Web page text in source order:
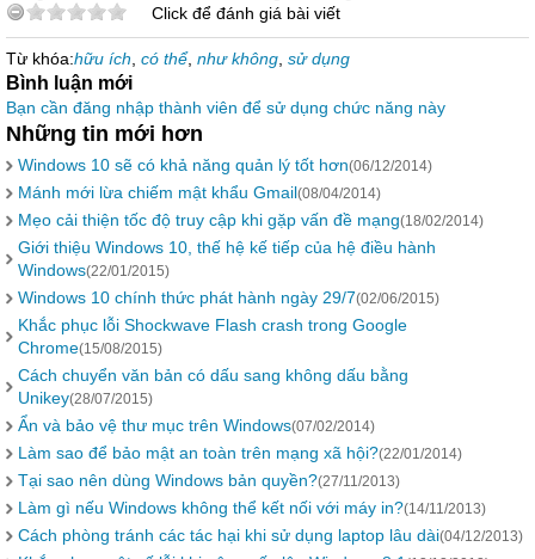
Click để đánh giá bài viết
Từ khóa:hữu ích có thể, như không sử dụng
Bình luận mới
Bạn cần đăng nhập thành viên để sử dụng chức năng này
Những tin mới hơn
Windows 10 sẽ có khả năng quản lý tốt hơn(06/12/2014)
Mánh mới lừa chiếm mật khẩu Gmail(08/04/2014)
Mẹo cải thiện tốc độ truy cập khi gặp vấn đề mạng(18/02/2014)
Giới thiệu Windows 10, thế hệ kế tiếp của hệ điều hành
Windows(22/01/2015)
Windows 10 chính thức phát hành ngày 29/7(02/06/2015)
Khắc phục lỗi Shockwave Flash crash trong Google
Chrome(15/08/2015)
Cách chuyển văn bản có dấu sang không dấu bằng
Unikey(28/07/2015)
Ẩn và bảo vệ thư mục trên Windows(07/02/2014)
Làm sao để bảo mật an toàn trên mạng xã hội?(22/01/2014)
Tại sao nên dùng Windows bản quyền?(27/11/2013)
Làm gì nếu Windows không thể kết nối với máy in?(14/11/2013)
Cách phòng tránh các tác hại khi sử dụng laptop lâu dài(04/12/2013)